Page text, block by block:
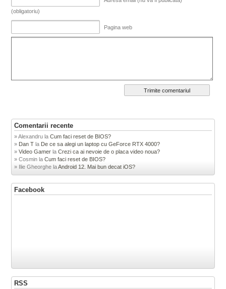
(obligatoriu)
Pagina web
Comentarii recente
Alexandru laCum faci reset de BIOS?
Dan T la De ce sa alegi un laptop cu GeForce RTX 4000?
Video Gamer laCrezi ca ai nevoie de o placa video noua?
Cosmin laCum faci reset de BIOS?
Ilie Gheorghe laAndroid 12. Mai bun decat iOS?
Facebook
RSS